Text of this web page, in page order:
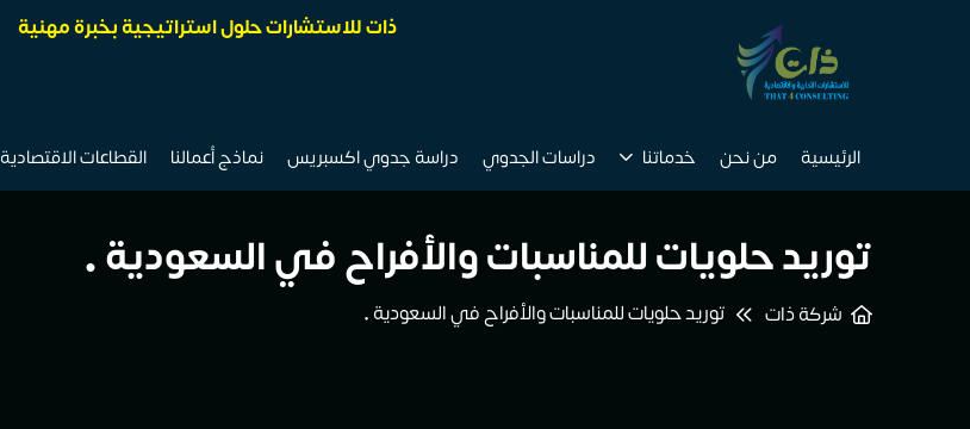
ذات للاستشارات حلول استراتيجية بخبرة مهنية
الرئيسية من نحن خدماتنا دراسات الجدوي دراسة جدوي اكسبريس نماذج أعمالنا القطاعات الاقتصادية
توريد حلويات للمناسبات والأفراح في السعودية •
شركة ذات توريد حلويات للمناسبات والأفراح في السعودية •